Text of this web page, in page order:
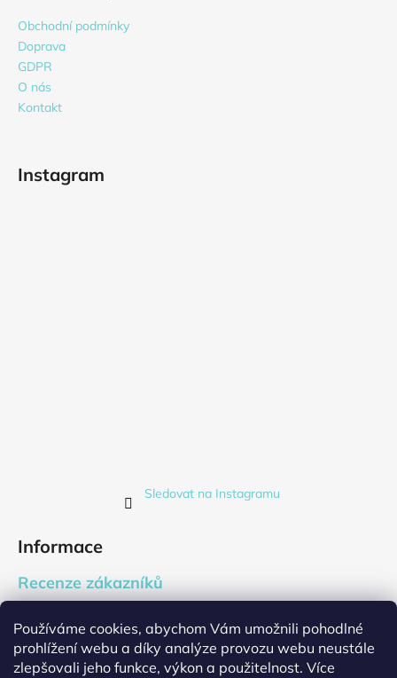
Používáme cookies, abychom Vám umožnili pohodlné
prohlížení webu a díky analýze provozu webu neustále
zlepšovali jeho funkce, výkon a použitelnost. Více
Obchodní podmínky
Doprava
GDPR
O nás
Kontakt
Instagram
Sledovat na Instagramu
Informace
Recenze zákazníků
Blog
Firemní dárky
Cookies